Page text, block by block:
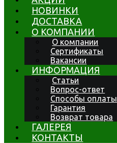
НОВИНКИ
ДОСТАВКА
О КОМПАНИИ
О компании
Сертификаты
Вакансии
ИНФОРМАЦИЯ
Статьи
Вопрос-ответ
Способы оплаты
Гарантия
Возврат товара
ГАЛЕРЕЯ
КОНТАКТЫ